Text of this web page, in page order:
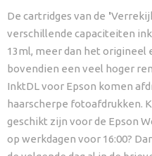
De cartridges van de '
verschillende capaciteiten
13ml, meer dan het origineel
bovendien een veel hoger
InktDL voor Epson komen
haarscherpe fotoafdrukken.
geschikt zijn voor de Epson
op werkdagen voor 16:00?